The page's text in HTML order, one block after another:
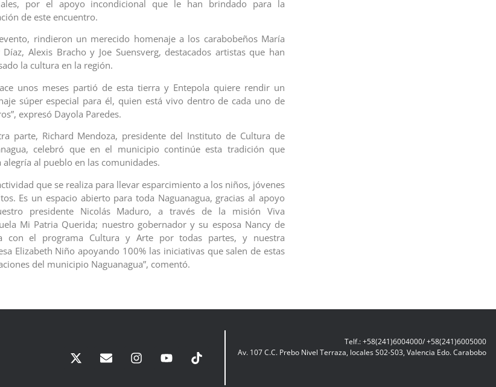
por el apoyo incondicional que le han brindado para la
de este encuentro.
rindieron un merecido homenaje a los carabobeños María
Díaz, Alexis Bracho y Joe Suensverg, destacados artistas que han
la cultura en la región.
unos meses partió de esta tierra y Entepola quiere rendir un
súper especial para él, quien está vivo dentro de cada uno de
expresó Dayola Paredes.
parte, Richard Mendoza, presidente del Instituto de Cultura de
celebró que en el municipio continúe esta tradición que
alegría al pueblo en las comunidades.
que se realiza para llevar esparcimiento a los niños, jóvenes
Es un espacio abierto para toda Naguanagua, gracias al apoyo
presidente Nicolás Maduro, a través de la misión Viva
Mi Patria Querida; nuestro gobernador y su esposa Nancy de
con el programa Cultura y Arte por todas partes, y nuestra
Elizabeth Niño apoyando 100% las iniciativas que salen de estas
del municipio Naguanagua”, comentó.
Telf.: +58(241)6004000/ +58(241)6005000
Av. 107 C.C. Prebo Nivel Terraza, locales S02-S03, Valencia Edo. Carabobo